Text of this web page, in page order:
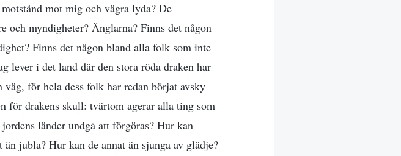
mot mig och vägra lyda? De
och myndigheter? Änglarna? Finns det någon
Finns det någon bland alla folk som inte
lever i det land där den stora röda draken har
för hela dess folk har redan börjat avsky
drakens skull: tvärtom agerar alla ting som
länder undgå att förgöras? Hur kan
jubla? Hur kan de annat än sjunga av glädje?